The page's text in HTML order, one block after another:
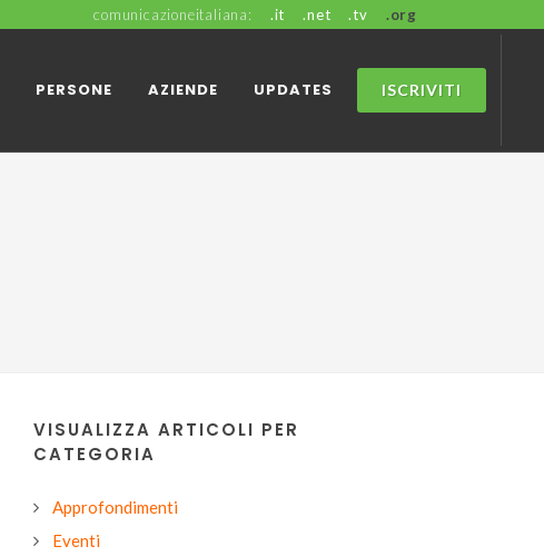
comunicazioneitaliana: .it .net .tv .org
PERSONE AZIENDE UPDATES ISCRIVITI
VISUALIZZA ARTICOLI PER
CATEGORIA
Approfondimenti
Eventi